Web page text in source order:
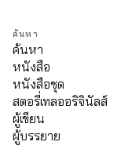
ค้นหา
ค้นหา
หนังสือ
หนังสือชุด
สตอรี่เทลออริจินัลส์
ผู้เขียน
ผู้บรรยาย